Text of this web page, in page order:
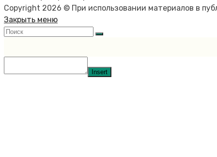
Copyright 2026 © При использовании материалов в
Закрыть меню
Insert